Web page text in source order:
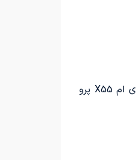
در تاریخ 9 دی ماه 1404، شرکت تیگارد موتور در مرکز خرید ایران مال، از خودرو جدید تیسان S05 رونمایی کرد. این مدل به عنوان رقیبی برای ام وی ام X55 پرو